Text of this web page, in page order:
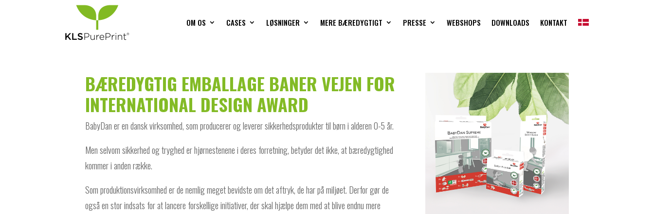
OM OS CASES LØSNINGER MERE BÆREDYGTIGT PRESSE WEBSHOPS DOWNLOADS KONTAKT
BÆREDYGTIG EMBALLAGE BANER VEJEN FOR
INTERNATIONAL DESIGN AWARD
BabyDan er en dansk virksomhed, som producerer og leverer sikkerhedsprodukter til børn i alderen 0-5 år.
Men selvom sikkerhed og tryghed er hjørnestenene i deres forretning, betyder det ikke, at bæredygtighed
kommer i anden række.
Som produktionsvirksomhed er de nemlig meget bevidste om det aftryk, de har på miljøet. Derfor gør de
også en stor indsats for at lancere forskellige initiativer, der skal hjælpe dem med at blive endnu mere